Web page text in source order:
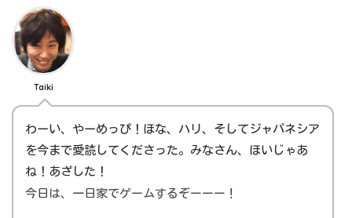
Taiki
わーい、やーめっぴ！ほな、ハリ、そしてジャパネシア
を今まで愛読してくださった。みなさん、ほいじゃあ
ね！あざした！
今日は、一日家でゲームするぞーーー！